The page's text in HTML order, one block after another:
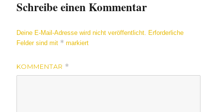
Schreibe einen Kommentar
Deine E-Mail-Adresse wird nicht veröffentlicht.
Erforderliche
Felder sind mit * markiert
KOMMENTAR *